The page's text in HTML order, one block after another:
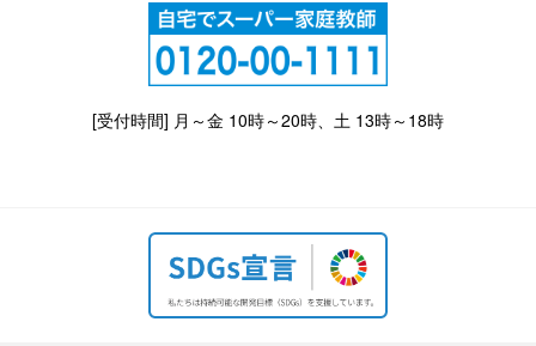
[受付時間] 月～金 10時～20時、土 13時～18時